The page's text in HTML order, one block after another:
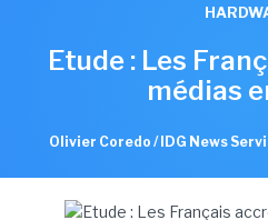
Etude : Les
médias
Olivier Coredo / IDG News